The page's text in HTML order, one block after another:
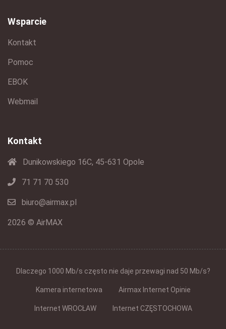
Wsparcie
Kontakt
Pomoc
EBOK
Webmail
Kontakt
Dunikowskiego 16C, 45-631 Opole
71 71 70 530
biuro@airmax.pl
2026 © AirMAX
Dlaczego 1000 Mb/s często nie daje przewagi nad 50 Mb/s?
Kamera internetowa Airmax Internet Opinie
Internet WROCŁAW Internet CZĘSTOCHOWA